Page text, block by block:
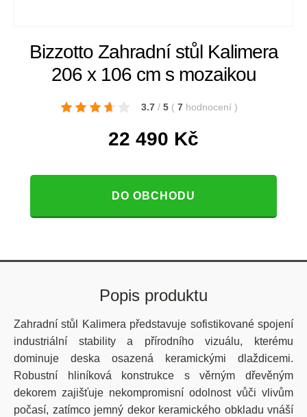
Bizzotto Zahradní stůl Kalimera
206 x 106 cm s mozaikou
3.7 / 5 ( 7 hodnocení )
22 490 Kč
DO OBCHODU
Popis produktu
Zahradní stůl Kalimera představuje sofistikované spojení
industriální stability a přírodního vizuálu, kterému
dominuje deska osazená keramickými dlaždicemi.
Robustní hliníková konstrukce s věrným dřevěným
dekorem zajišťuje nekompromisní odolnost vůči vlivům
počasí, zatímco jemný dekor keramického obkladu vnáší